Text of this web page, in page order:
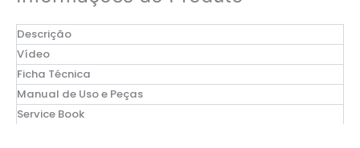
Descrição
Vídeo
Ficha Técnica
Manual de Uso e Peças
Service Book